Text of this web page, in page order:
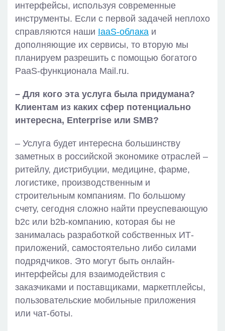
интерфейсы, используя современные
инструменты. Если с первой задачей неплохо
справляются наши IaaS-облака и
дополняющие их сервисы, то вторую мы
планируем разрешить с помощью богатого
PaaS-функционала Mail.ru.
– Для кого эта услуга была придумана?
Клиентам из каких сфер потенциально
интересна, Enterprise или SMB?
– Услуга будет интересна большинству
заметных в российской экономике отраслей –
ритейлу, дистрибуции, медицине, фарме,
логистике, производственным и
строительным компаниям. По большому
счету, сегодня сложно найти преуспевающую
b2c или b2b-компанию, которая бы не
занималась разработкой собственных ИТ-
приложений, самостоятельно либо силами
подрядчиков. Это могут быть онлайн-
интерфейсы для взаимодействия с
заказчиками и поставщиками, маркетплейсы,
пользовательские мобильные приложения
или чат-боты.